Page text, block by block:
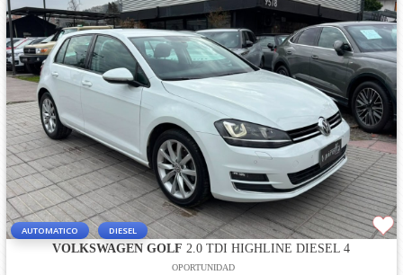
AUTOMATICO DIESEL
VOLKSWAGEN GOLF 2.0 TDI HIGHLINE DIESEL 4
OPORTUNIDAD